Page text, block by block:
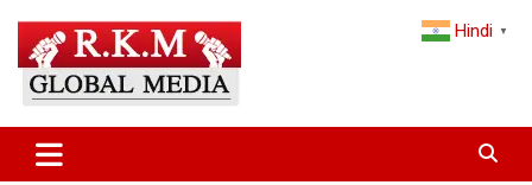
content
Latest Hindi News & Breaking
and the World
Hindi ▼